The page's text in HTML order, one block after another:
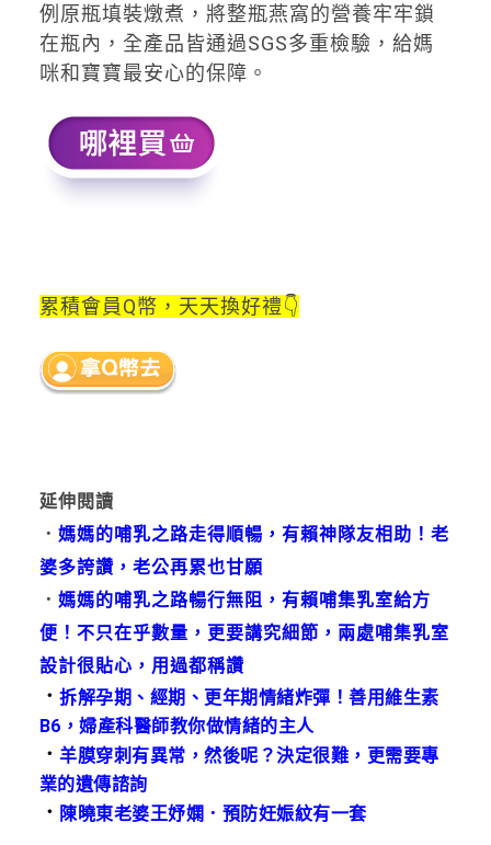
例原瓶填裝燉煮，將整瓶燕窩的營養牢牢鎖
在瓶內，全產品皆通過SGS多重檢驗，給媽
咪和寶寶最安心的保障。
累積會員Q幣， 天天換好禮👇
延伸閱讀
． 媽媽的哺乳之路走得順暢，有賴神隊友相助！老
婆多誇讚，老公再累也甘願
． 媽媽的哺乳之路暢行無阻，有賴哺集乳室給方
便！不只在乎數量，更要講究細節，兩處哺集乳室
設計很貼心，用過都稱讚
．拆解孕期、經期、更年期情緒炸彈！善用維生素
B6，婦產科醫師教你做情緒的主人
．羊膜穿刺有異常，然後呢？決定很難，更需要專
業的遺傳諮詢
． 陳曉東老婆王妤嫻．預防妊娠紋有一套